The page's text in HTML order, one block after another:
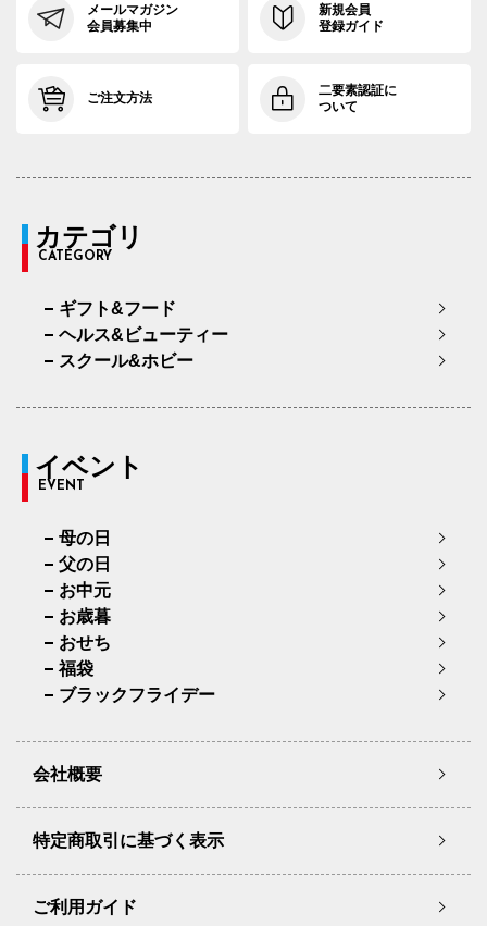
メールマガジン
会員募集中
新規会員
登録ガイド
ご注文方法
二要素認証に
ついて
カテゴリ
CATEGORY
ギフト&フード
ヘルス&ビューティー
スクール&ホビー
イベント
EVENT
母の日
父の日
お中元
お歳暮
おせち
福袋
ブラックフライデー
会社概要
特定商取引に基づく表示
ご利用ガイド